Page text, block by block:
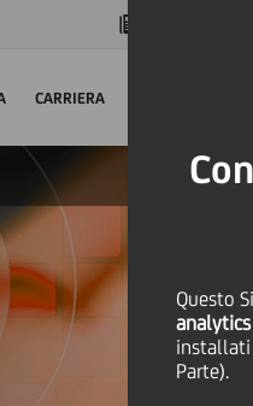
CARRIERA
Questo
analytics
installati
Parte).